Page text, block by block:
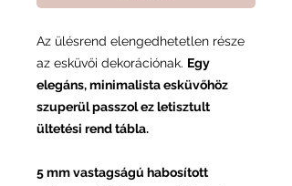
Az ülésrend elengedhetetlen része
az esküvői dekorációnak. Egy
elegáns, minimalista esküvőhöz
szuperül passzol ez letisztult
ültetési rend tábla.
5 mm vastagságú habosított